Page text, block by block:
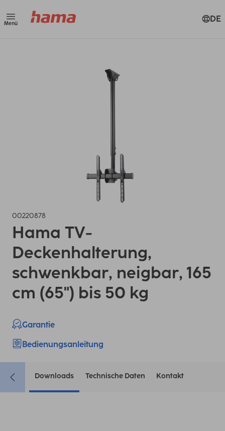
Menü DE
00220878
Hama TV-
Deckenhalterung,
schwenkbar, neigbar, 165
cm (65") bis 50 kg
Garantie
Bedienungsanleitung
Downloads Technische Daten Kontakt